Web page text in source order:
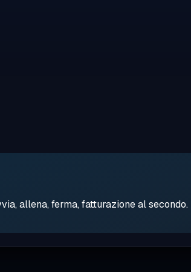
allena, ferma, fatturazione al secondo.